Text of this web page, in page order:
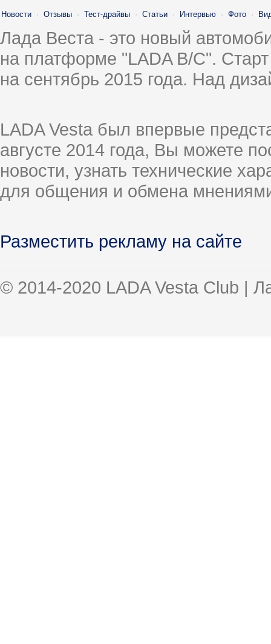
Новости · Отзывы · Тест-драйвы · Статьи · Интервью · Фото ·
Лада Веста - это новый
на платформе "LADA B/C".
на сентябрь 2015 года. Над
LADA Vesta был впервые
августе 2014 года, Вы можете
новости, узнать технические
для общения и обмена
Разместить рекламу на сайте
© 2014-2020 LADA Vesta Club |